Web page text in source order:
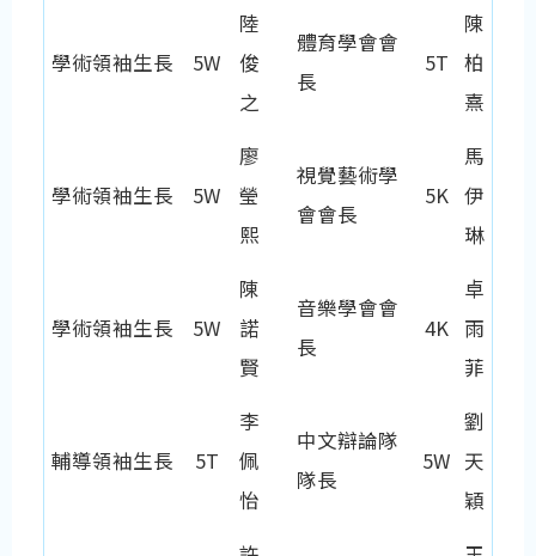
學術領袖生長 5W
陸
俊
之
體育學會會
長
5T
陳
柏
熹
學術領袖生長 5W
廖
瑩
熙
視覺藝術學
會會長
5K
馬
伊
琳
學術領袖生長 5W
陳
諾
賢
音樂學會會
長
4K
卓
雨
菲
輔導領袖生長 5T
李
佩
怡
中文辯論隊
隊長
5W
劉
天
穎